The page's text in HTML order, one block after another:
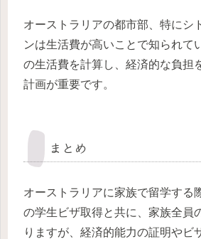
オーストラリアの都市部、特にシ
ンは生活費が高いことで知られて
の生活費を計算し、経済的な負担
計画が重要です。
まとめ
オーストラリアに家族で留学する
の学生ビザ取得と共に、家族全員
りますが、経済的能力の証明やビ